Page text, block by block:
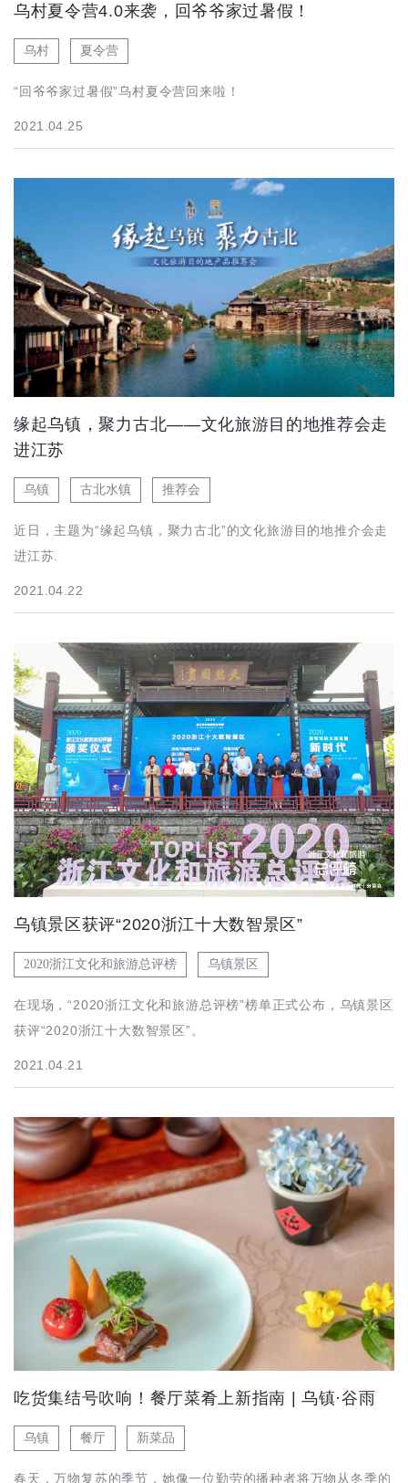
乌村夏令营4.0来袭，回爷爷家过暑假！
乌村 夏令营
“回爷爷家过暑假”乌村夏令营回来啦！
2021.04.25
缘起乌镇，聚力古北——文化旅游目的地推荐会走
进江苏
乌镇 古北水镇 推荐会
近日，主题为“缘起乌镇，聚力古北”的文化旅游目的地推介会走
进江苏.
2021.04.22
乌镇景区获评“2020浙江十大数智景区”
2020浙江文化和旅游总评榜 乌镇景区
在现场，“2020浙江文化和旅游总评榜”榜单正式公布，乌镇景区
获评“2020浙江十大数智景区”。
2021.04.21
吃货集结号吹响！餐厅菜肴上新指南 | 乌镇·谷雨
乌镇 餐厅 新菜品
春天，万物复苏的季节，她像一位勤劳的播种者将万物从冬季的